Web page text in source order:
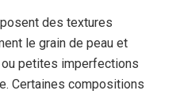
des textures
le grain de peau et
ou petites imperfections
Certaines compositions